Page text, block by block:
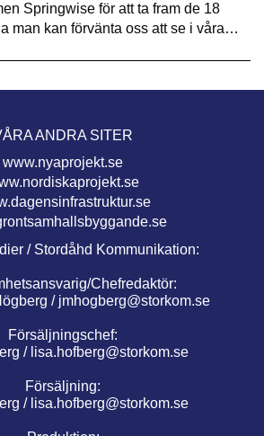
Springwise för att ta fram de 18
man kan förvänta oss att se i våra…
ANDRA SITER
www.nyaprojekt.se
/ Stordåhd Kommunikation:
Chefredaktör:
/ jmhogberg@storkom.se
Försäljningschef:
/ lisa.hofberg@storkom.se
Försäljning:
/ lisa.hofberg@storkom.se